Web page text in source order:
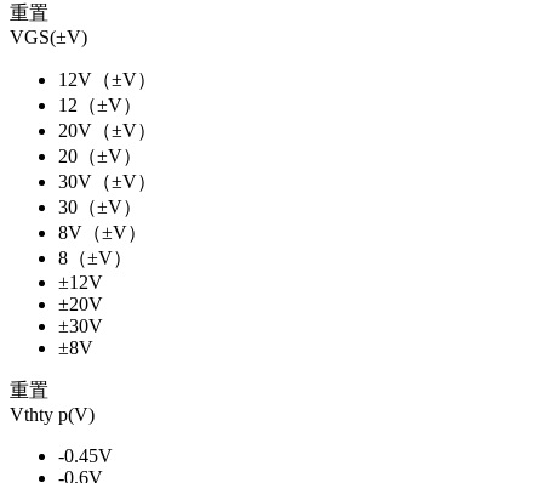
重置
VGS(±V)
12V（±V）
12（±V）
20V（±V）
20（±V）
30V（±V）
30（±V）
8V（±V）
8（±V）
±12V
±20V
±30V
±8V
重置
Vthty p(V)
-0.45V
-0.6V